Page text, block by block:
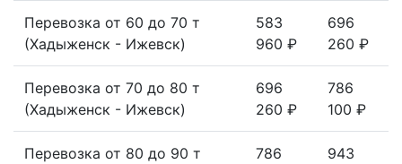
Перевозка от 60 до 70 т
(Хадыженск - Ижевск)
583
960 ₽
696
260 ₽
Перевозка от 70 до 80 т
(Хадыженск - Ижевск)
696
260 ₽
786
100 ₽
Перевозка от 80 до 90 т
786
943